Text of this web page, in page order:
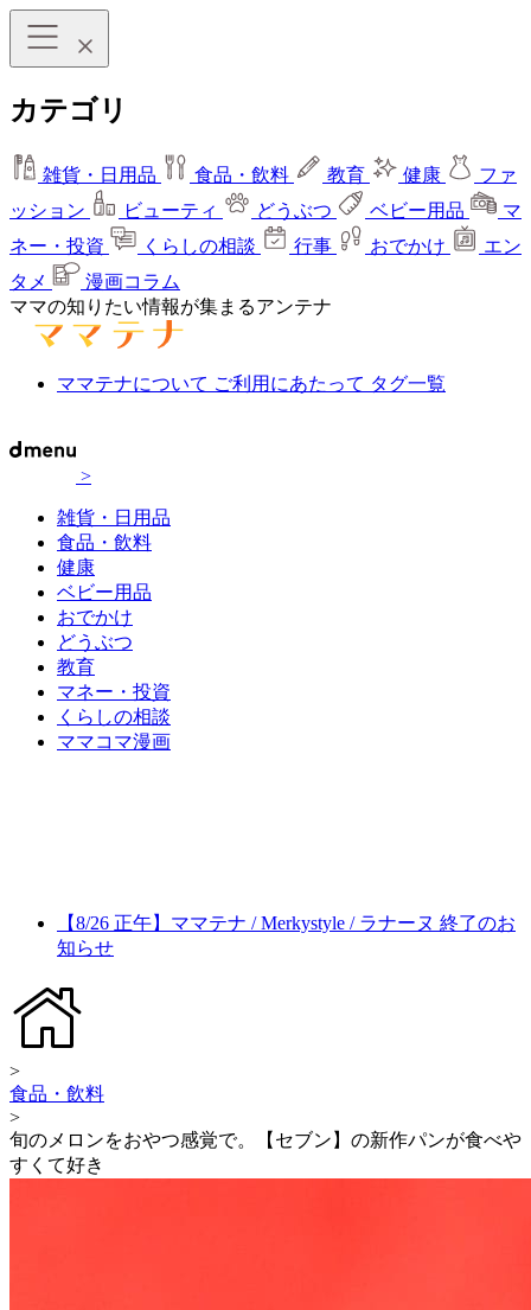
カテゴリ
雑貨・日用品 食品・飲料 教育 健康
ファ
ッション
ビューティ どうぶつ ベビー用品
マ
ネー・投資
くらしの相談 行事 おでかけ
エン
タメ
漫画コラム
ママの知りたい情報が集まるアンテナ
ママテナについて ご利用にあたって タグ一覧
>
雑貨・日用品
食品・飲料
健康
ベビー用品
おでかけ
どうぶつ
教育
マネー・投資
くらしの相談
ママコマ漫画
【8/26 正午】ママテナ / Merkystyle / ラナーヌ 終了のお
知らせ
>
食品・飲料
>
旬のメロンをおやつ感覚で。【セブン】の新作パンが食べや
すくて好き